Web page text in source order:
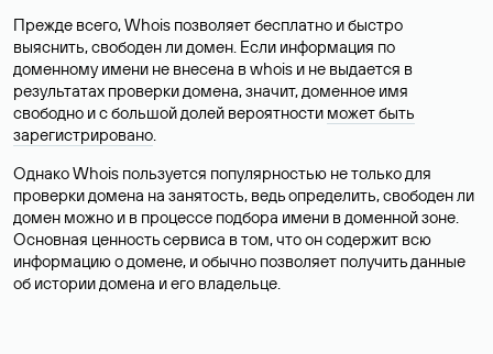
Прежде всего, Whois позволяет бесплатно и быстро
выяснить, свободен ли домен. Если информация по
доменному имени не внесена в whois и не выдается в
результатах проверки домена, значит, доменное имя
свободно и с большой долей вероятности может быть
зарегистрировано.
Однако Whois пользуется популярностью не только для
проверки домена на занятость, ведь определить, свободен ли
домен можно и в процессе подбора имени в доменной зоне.
Основная ценность сервиса в том, что он содержит всю
информацию о домене, и обычно позволяет получить данные
об истории домена и его владельце.